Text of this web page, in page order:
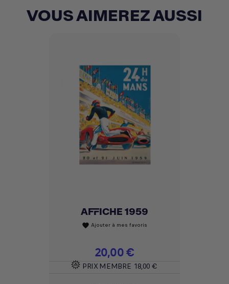
VOUS AIMEREZ AUSSI
AFFICHE 1959
favorite Ajouter à mes favoris
Prix
20,00 €
PRIX MEMBRE 18,00 €